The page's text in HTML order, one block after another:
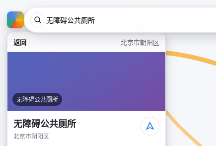
返回 北京市朝阳区
无障碍公共厕所
无障碍公共厕所
北京市朝阳区